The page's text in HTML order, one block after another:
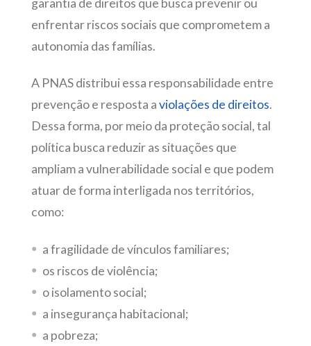
garantia de direitos que busca prevenir ou
enfrentar riscos sociais que comprometem a
autonomia das famílias.
A PNAS distribui essa responsabilidade entre
prevenção e resposta aviolações de direitos.
Dessa forma, por meio da proteção social, tal
política busca reduzir as situações que
ampliam a vulnerabilidade social e que podem
atuar de forma interligada nos territórios,
como:
a fragilidade de vínculos familiares;
os riscos de violência;
o isolamento social;
a insegurança habitacional;
a pobreza;